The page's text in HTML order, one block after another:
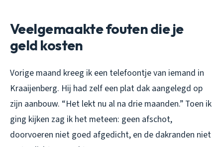
Veelgemaakte fouten die je
geld kosten
Vorige maand kreeg ik een telefoontje van iemand in
Kraaijenberg. Hij had zelf een plat dak aangelegd op
zijn aanbouw. “Het lekt nu al na drie maanden.” Toen ik
ging kijken zag ik het meteen: geen afschot,
doorvoeren niet goed afgedicht, en de dakranden niet